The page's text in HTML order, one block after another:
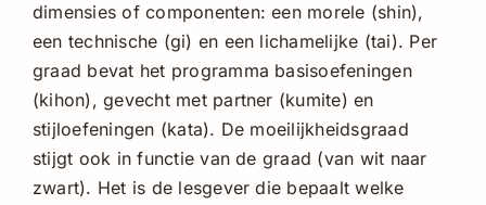
dimensies of componenten: een morele (shin),
een technische (gi) en een lichamelijke (tai). Per
graad bevat het programma basisoefeningen
(kihon), gevecht met partner (kumite) en
stijloefeningen (kata). De moeilijkheidsgraad
stijgt ook in functie van de graad (van wit naar
zwart). Het is de lesgever die bepaalt welke